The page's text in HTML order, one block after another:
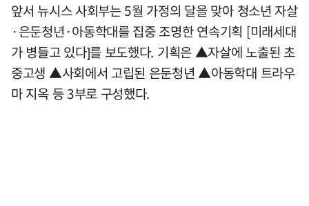
앞서 뉴시스 사회부는 5월 가정의 달을 맞아 청소년 자살
·은둔청년·아동학대를 집중 조명한 연속기획 [미래세대
가 병들고 있다]를 보도했다. 기획은 ▲자살에 노출된 초
중고생 ▲사회에서 고립된 은둔청년 ▲아동학대 트라우
마 지옥 등 3부로 구성했다.